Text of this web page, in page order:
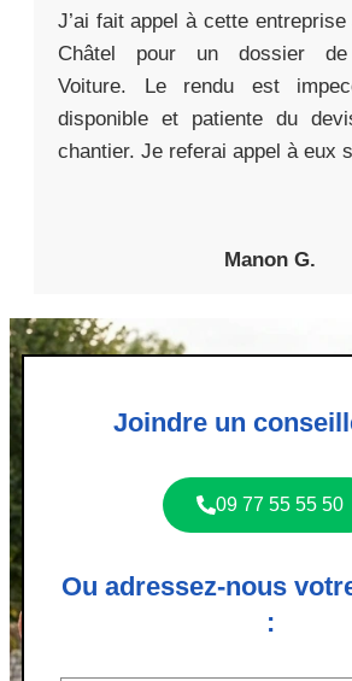
J’ai fait appel à cette
Châtel pour un dossier de
Voiture. Le rendu est
disponible et patiente du
chantier. Je referai appel à eux
Manon G.
Joindre un
09 77 55 55 50
Ou adressez-nous
: